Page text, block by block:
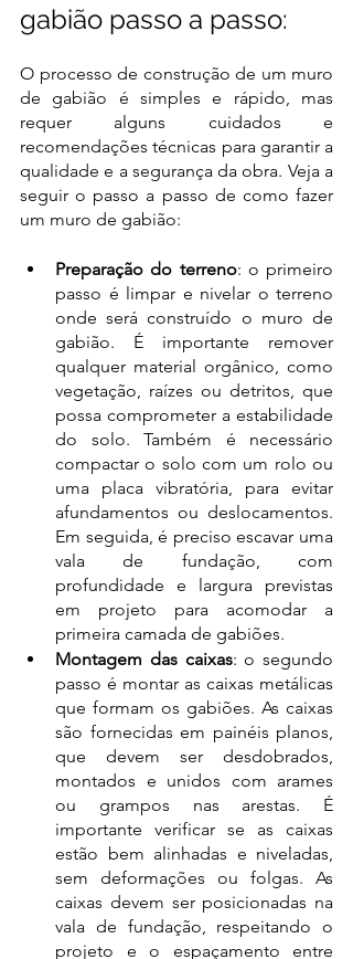
gabião passo a passo:
O processo de construção de um muro
de gabião é simples e rápido, mas
requer alguns cuidados e
recomendações técnicas para garantir a
qualidade e a segurança da obra. Veja a
seguir o passo a passo de como fazer
um muro de gabião:
Preparação do terreno: o primeiro
passo é limpar e nivelar o terreno
onde será construído o muro de
gabião. É importante remover
qualquer material orgânico, como
vegetação, raízes ou detritos, que
possa comprometer a estabilidade
do solo. Também é necessário
compactar o solo com um rolo ou
uma placa vibratória, para evitar
afundamentos ou deslocamentos.
Em seguida, é preciso escavar uma
vala de fundação, com
profundidade e largura previstas
em projeto para acomodar a
primeira camada de gabiões.
Montagem das caixas: o segundo
passo é montar as caixas metálicas
que formam os gabiões. As caixas
são fornecidas em painéis planos,
que devem ser desdobrados,
montados e unidos com arames
ou grampos nas arestas. É
importante verificar se as caixas
estão bem alinhadas e niveladas,
sem deformações ou folgas. As
caixas devem ser posicionadas na
vala de fundação, respeitando o
projeto e o espaçamento entre